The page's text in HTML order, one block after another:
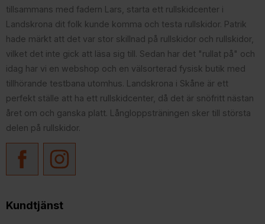
tillsammans med fadern Lars, starta ett rullskidcenter i
Landskrona dit folk kunde komma och testa rullskidor. Patrik
hade märkt att det var stor skillnad på rullskidor och rullskidor,
vilket det inte gick att läsa sig till. Sedan har det "rullat på" och
idag har vi en webshop och en välsorterad fysisk butik med
tillhörande testbana utomhus. Landskrona i Skåne är ett
perfekt ställe att ha ett rullskidcenter, då det är snöfritt nästan
året om och ganska platt. Långloppsträningen sker till största
delen på rullskidor.
Kundtjänst